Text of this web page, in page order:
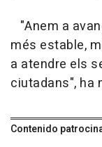
"Anem a
més estable,
a atendre els
ciutadans", ha
Contenido